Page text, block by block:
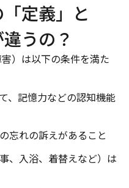
定義」と
うの？
）は以下の条件を満た
、記憶力などの認知機能
忘れの訴えがあること
、入浴、着替えなど）は